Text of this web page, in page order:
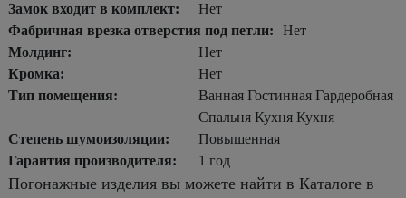
Замок входит в комплект:
Нет
Фабричная врезка отверстия под петли:
Нет
Молдинг:
Нет
Кромка:
Нет
Тип помещения:
Ванная Гостинная Гардеробная
Спальня Кухня Кухня
Степень шумоизоляции:
Повышенная
Гарантия производителя:
1 год
Погонажные изделия вы можете найти в Каталоге в